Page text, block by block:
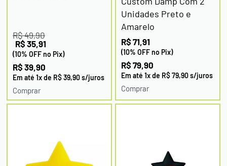
R$49,90
R$ 35,91
(10% OFF no Pix)
R$ 39,90
Em até 1x de R$39,90s/juros
Comprar
Unidades Preto e
Amarelo
R$ 71,91
(10% OFF no Pix)
R$ 79,90
Em até 1x de R$79,90s/juros
Comprar